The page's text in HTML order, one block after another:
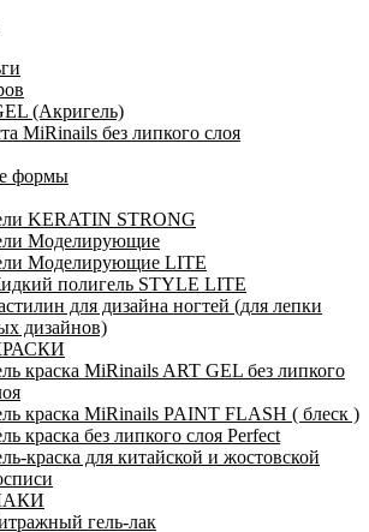
(Акригель)
MiRinails без липкого слоя
формы
KERATIN STRONG
Моделирующие
Моделирующие LITE
полигель STYLE LITE
для дизайна ногтей (для лепки
дизайнов)
краска MiRinails ART GEL без липкого
краска MiRinails PAINT FLASH ( блеск )
краска без липкого слоя Perfect
краска для китайской и жостовской
гель-лак